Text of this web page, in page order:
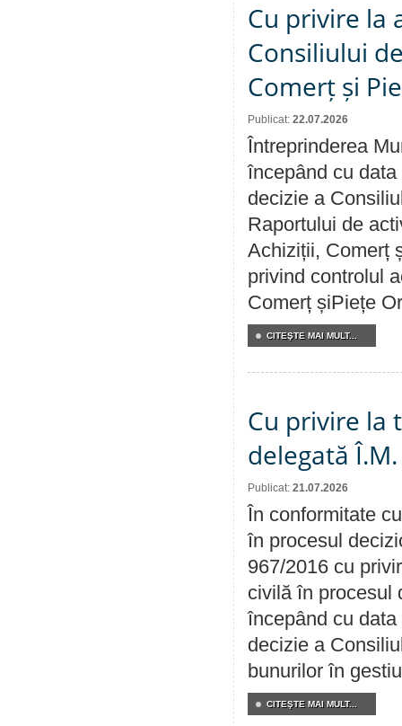
Cu privire la
Consiliului
Comerț și
Publicat: 22.07.2026
Întreprinderea
începând cu
decizie a
Raportului de
Achiziții, Comerț
privind controlul
Comerț șiPiețe
CITEŞTE MAI MULT...
Cu privire la
delegată
Publicat: 21.07.2026
În conformitate
în procesul
967/2016 cu
civilă în procesul
începând cu
decizie a
bunurilor în
CITEŞTE MAI MULT...